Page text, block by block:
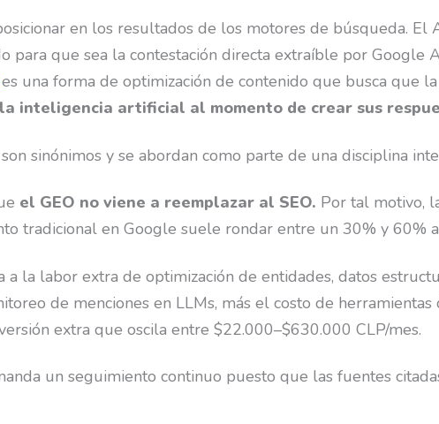
en los resultados de los motores de búsqueda. El
para que sea la contestación directa extraíble por Google
es una forma de optimización de contenido que busca que
inteligencia artificial al momento de crear sus
sinónimos y se abordan como parte de una disciplina
el GEO no viene a reemplazar al SEO. Por tal motivo,
tradicional en Google suele rondar entre un 30% y 60%
a la labor extra de optimización de entidades, datos
de menciones en LLMs, más el costo de
extra que oscila entre $22.000–$630.000 CLP/mes.
un seguimiento continuo puesto que las fuentes